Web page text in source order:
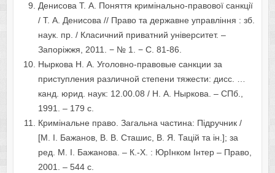
Денисова Т. А. Поняття кримінально-правової санкції
/ Т. А. Денисова // Право та державне управління : зб.
наук. пр. / Класичний приватний університет. –
Запоріжжя, 2011. − № 1. − С. 81-86.
Ныркова Н. А. Уголовно-правовые санкции за
приступления различной степени тяжести: дисс. …
канд. юрид. наук: 12.00.08 / Н. А. Ныркова. – СПб.,
1991. – 179 с.
Кримінальне право. Загальна частина: Підручник /
[М. І. Бажанов, В. В. Сташис, В. Я. Тацій та ін.]; за
ред. М. І. Бажанова. – К.-Х. : ЮрІнком Інтер – Право,
2001. – 544 с.